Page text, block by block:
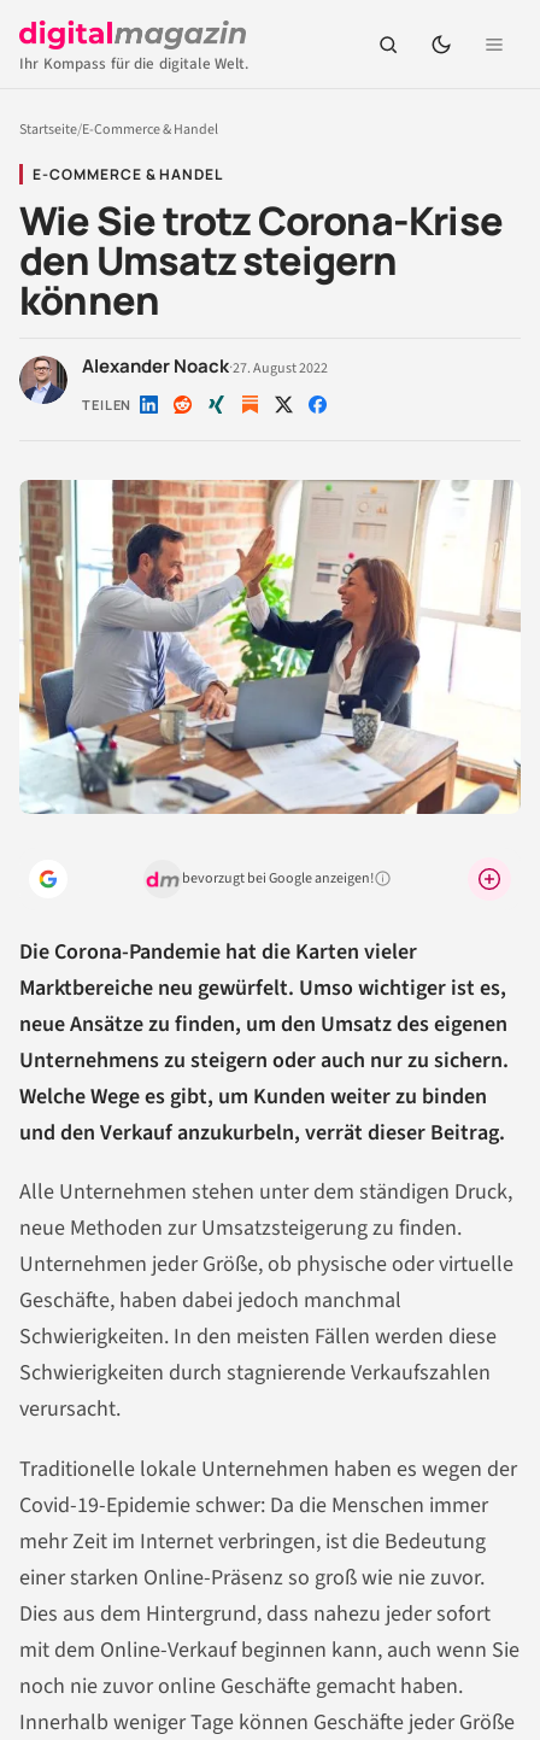
Ihr Kompass für die digitale Welt.
Startseite/E-Commerce & Handel
E-COMMERCE & HANDEL
Wie Sie trotz Corona-Krise
den Umsatz steigern
können
Alexander Noack·27. August 2022
TEILEN Auf Auf Auf Auf Auf
bevorzugt bei Google anzeigen!Warum lohnt sich das?
Die Corona-Pandemie hat die Karten vieler
Marktbereiche neu gewürfelt. Umso wichtiger ist es,
neue Ansätze zu finden, um den Umsatz des eigenen
Unternehmens zu steigern oder auch nur zu sichern.
Welche Wege es gibt, um Kunden weiter zu binden
und den Verkauf anzukurbeln, verrät dieser Beitrag.
Alle Unternehmen stehen unter dem ständigen Druck,
neue Methoden zur Umsatzsteigerung zu finden.
Unternehmen jeder Größe, ob physische oder virtuelle
Geschäfte, haben dabei jedoch manchmal
Schwierigkeiten. In den meisten Fällen werden diese
Schwierigkeiten durch stagnierende Verkaufszahlen
verursacht.
Traditionelle lokale Unternehmen haben es wegen der
Covid-19-Epidemie schwer: Da die Menschen immer
mehr Zeit im Internet verbringen, ist die Bedeutung
einer starken Online-Präsenz so groß wie nie zuvor.
Dies aus dem Hintergrund, dass nahezu jeder sofort
mit dem Online-Verkauf beginnen kann, auch wenn Sie
noch nie zuvor online Geschäfte gemacht haben.
Innerhalb weniger Tage können Geschäfte jeder Größe